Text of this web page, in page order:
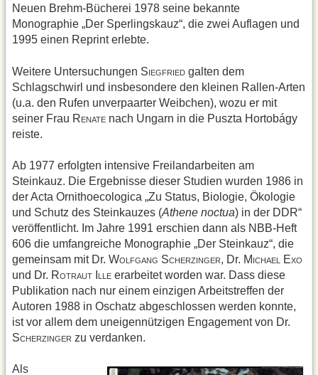
Neuen Brehm-Bücherei 1978 seine bekannte
Monographie „Der Sperlingskauz“, die zwei Auflagen und
1995 einen Reprint erlebte.
Weitere Untersuchungen SIEGFRIED galten dem
Schlagschwirl und insbesondere den kleinen Rallen-Arten
(u.a. den Rufen unverpaarter Weibchen), wozu er mit
seiner Frau RENATE nach Ungarn in die Puszta Hortobágy
reiste.
Ab 1977 erfolgten intensive Freilandarbeiten am
Steinkauz. Die Ergebnisse dieser Studien wurden 1986 in
der Acta Ornithoecologica „Zu Status, Biologie, Ökologie
und Schutz des Steinkauzes (Athene noctua) in der DDR“
veröffentlicht. Im Jahre 1991 erschien dann als NBB-Heft
606 die umfangreiche Monographie „Der Steinkauz“, die
gemeinsam mit Dr. WOLFGANG SCHERZINGER, Dr. M ICHAEL EXO
und Dr. ROTRAUT LLE erarbeitet worden war. Dass diese
Publikation nach nur einem einzigen Arbeitstreffen der
Autoren 1988 in Oschatz abgeschlossen werden konnte,
ist vor allem dem uneigennützigen Engagement von Dr.
SCHERZINGER zu verdanken.
Als